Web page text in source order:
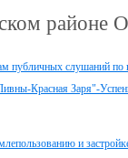
районе
публичных слушаний по
Красная Заря"-
и